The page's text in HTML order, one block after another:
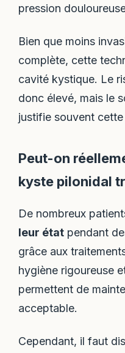
pression
Bien que moins
complète, cette
cavité kystique. Le
donc élevé, mais le
justifie souvent
Peut-on
kyste pilonidal
De nombreux
leur état pendant
grâce aux
hygiène rigoureuse
permettent de
acceptable.
Cependant, il faut